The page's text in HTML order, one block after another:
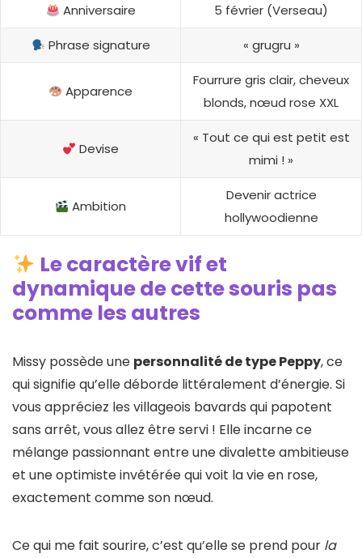
Anniversaire 5 février (Verseau)
Phrase signature « grugru »
Apparence
Fourrure gris clair, cheveux
blonds, nœud rose XXL
Devise
« Tout ce qui est petit est
mimi ! »
Ambition
Devenir actrice
hollywoodienne
Le caractère vif et
dynamique de cette souris pas
comme les autres
Missy possède une personnalité de type Peppy, ce
qui signifie qu’elle déborde littéralement d’énergie. Si
vous appréciez les villageois bavards qui papotent
sans arrêt, vous allez être servi ! Elle incarne ce
mélange passionnant entre une divalette ambitieuse
et une optimiste invétérée qui voit la vie en rose,
exactement comme son nœud.
Ce qui me fait sourire, c’est qu’elle se prend pour la